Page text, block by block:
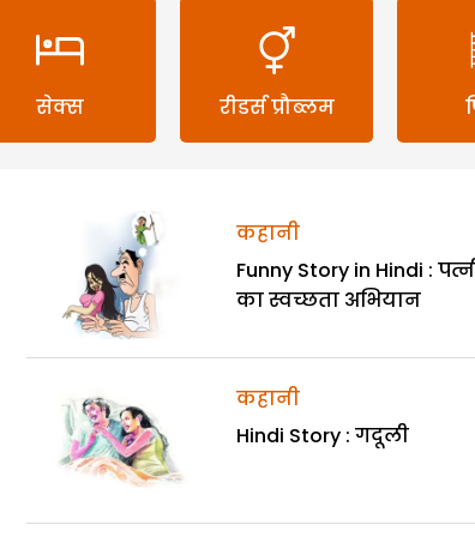
सेक्स रीडर्स प्रौब्लम
कहानी
Funny Story in Hindi :
का स्वच्छता अभियान
कहानी
Hindi Story : गदूली